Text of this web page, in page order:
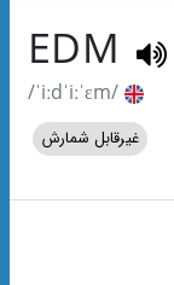
EDM
/ˈiːdˈiːˈɛm/
غیرقابل شمارش